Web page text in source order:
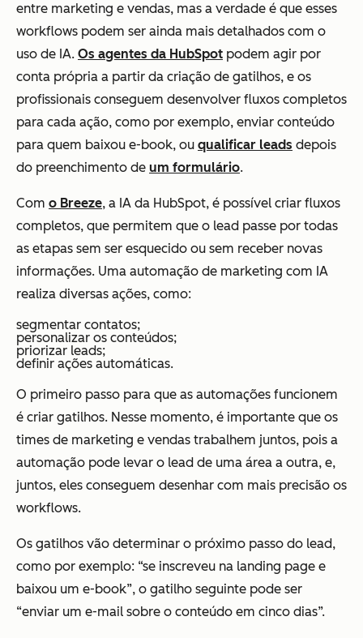
entre marketing e vendas, mas a verdade é que esses
workflows podem ser ainda mais detalhados com o
uso de IA. Os agentes da HubSpot podem agir por
conta própria a partir da criação de gatilhos, e os
profissionais conseguem desenvolver fluxos completos
para cada ação, como por exemplo, enviar conteúdo
para quem baixou e-book, ou qualificar leads depois
do preenchimento de um formulário.
Com o Breeze, a IA da HubSpot, é possível criar fluxos
completos, que permitem que o lead passe por todas
as etapas sem ser esquecido ou sem receber novas
informações. Uma automação de marketing com IA
realiza diversas ações, como:
segmentar contatos;
personalizar os conteúdos;
priorizar leads;
definir ações automáticas.
O primeiro passo para que as automações funcionem
é criar gatilhos. Nesse momento, é importante que os
times de marketing e vendas trabalhem juntos, pois a
automação pode levar o lead de uma área a outra, e,
juntos, eles conseguem desenhar com mais precisão os
workflows.
Os gatilhos vão determinar o próximo passo do lead,
como por exemplo: “se inscreveu na landing page e
baixou um e-book”, o gatilho seguinte pode ser
“enviar um e-mail sobre o conteúdo em cinco dias”.